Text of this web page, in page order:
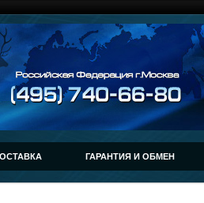
ГАРАНТИЯ И ОБМЕН